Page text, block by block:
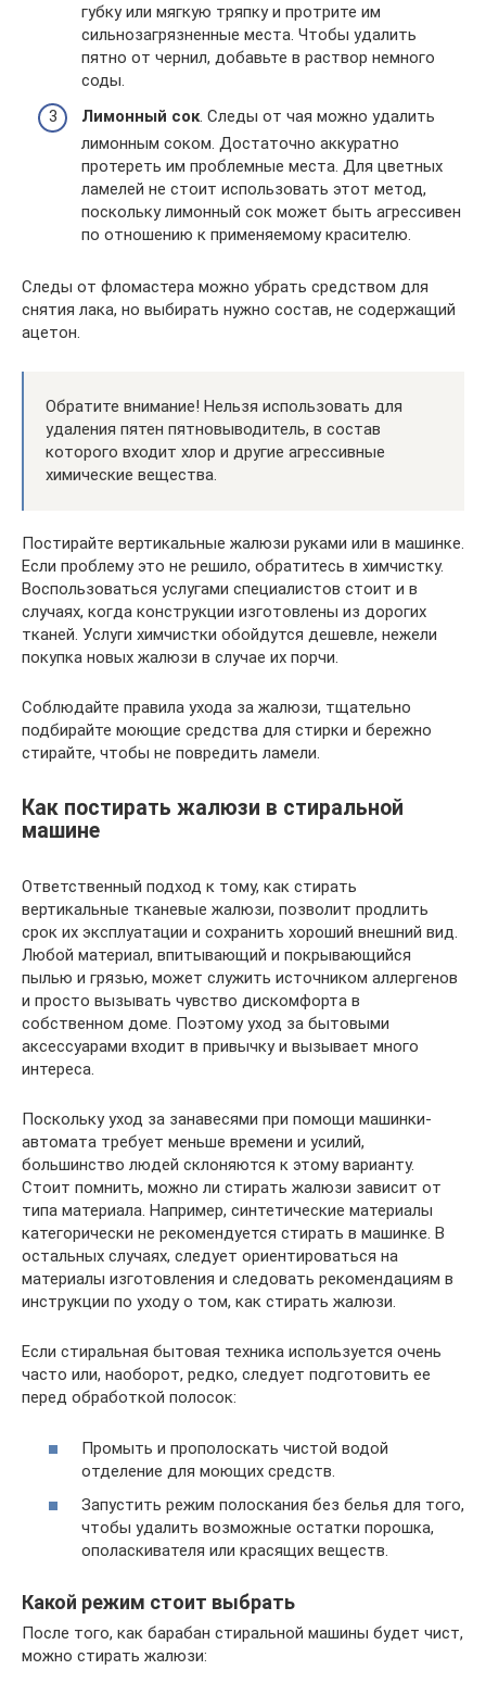
губку или мягкую тряпку и протрите им
сильнозагрязненные места. Чтобы удалить
пятно от чернил, добавьте в раствор немного
соды.
Лимонный сок. Следы от чая можно удалить
лимонным соком. Достаточно аккуратно
протереть им проблемные места. Для цветных
ламелей не стоит использовать этот метод,
поскольку лимонный сок может быть агрессивен
по отношению к применяемому красителю.
Следы от фломастера можно убрать средством для
снятия лака, но выбирать нужно состав, не содержащий
ацетон.
Обратите внимание! Нельзя использовать для
удаления пятен пятновыводитель, в состав
которого входит хлор и другие агрессивные
химические вещества.
Постирайте вертикальные жалюзи руками или в машинке.
Если проблему это не решило, обратитесь в химчистку.
Воспользоваться услугами специалистов стоит и в
случаях, когда конструкции изготовлены из дорогих
тканей. Услуги химчистки обойдутся дешевле, нежели
покупка новых жалюзи в случае их порчи.
Соблюдайте правила ухода за жалюзи, тщательно
подбирайте моющие средства для стирки и бережно
стирайте, чтобы не повредить ламели.
Как постирать жалюзи в стиральной
машине
Ответственный подход к тому, как стирать
вертикальные тканевые жалюзи, позволит продлить
срок их эксплуатации и сохранить хороший внешний вид.
Любой материал, впитывающий и покрывающийся
пылью и грязью, может служить источником аллергенов
и просто вызывать чувство дискомфорта в
собственном доме. Поэтому уход за бытовыми
аксессуарами входит в привычку и вызывает много
интереса.
Поскольку уход за занавесями при помощи машинки-
автомата требует меньше времени и усилий,
большинство людей склоняются к этому варианту.
Стоит помнить, можно ли стирать жалюзи зависит от
типа материала. Например, синтетические материалы
категорически не рекомендуется стирать в машинке. В
остальных случаях, следует ориентироваться на
материалы изготовления и следовать рекомендациям в
инструкции по уходу о том, как стирать жалюзи.
Если стиральная бытовая техника используется очень
часто или, наоборот, редко, следует подготовить ее
перед обработкой полосок:
Промыть и прополоскать чистой водой
отделение для моющих средств.
Запустить режим полоскания без белья для того,
чтобы удалить возможные остатки порошка,
ополаскивателя или красящих веществ.
Какой режим стоит выбрать
После того, как барабан стиральной машины будет чист,
можно стирать жалюзи: